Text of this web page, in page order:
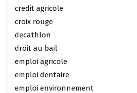
credit agricole
croix rouge
decathlon
droit au bail
emploi agricole
emploi dentaire
emploi environnement